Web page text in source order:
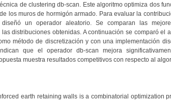
de clustering db-scan. Este algoritmo optimiza dos
los muros de hormigón armado. Para evaluar la
diseñó un operador aleatorio. Se comparan las
distribuciones obtenidas. A continuación se comparó el
método de discretización y con una implementación
que el operador db-scan mejora
muestra resultados competitivos con respecto al
earth retaining walls is a combinatorial optimization